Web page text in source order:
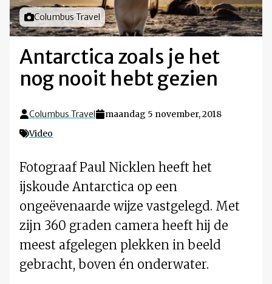
Foto door
Columbus Travel
Antarctica zoals je het
nog nooit hebt gezien
Columbus Travel
maandag 5 november, 2018
Video
Fotograaf Paul Nicklen heeft het
ijskoude Antarctica op een
ongeëvenaarde wijze vastgelegd. Met
zijn 360 graden camera heeft hij de
meest afgelegen plekken in beeld
gebracht, boven én onderwater.